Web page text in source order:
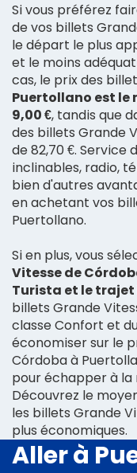
Si vous préférez
de vos billets
le départ le plus
et le moins
cas, le prix des
Puertollano est le
9,00 €, tandis que
des billets Grande
de 82,70 €. Service
inclinables, radio,
bien d'autres
en achetant vos
Puertollano.
Si en plus, vous
Vitesse de
Turista et le
billets Grande
classe Confort et
économiser sur le
Córdoba à
pour échapper à
Découvrez le
les billets Grande
plus économiques.
Aller à